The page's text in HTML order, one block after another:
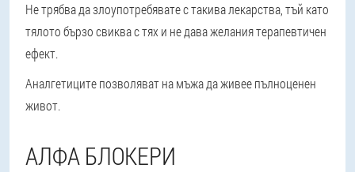
Не трябва да злоупотребявате с такива лекарства, тъй като
тялото бързо свиква с тях и не дава желания терапевтичен
ефект.
Аналгетиците позволяват на мъжа да живее пълноценен
живот.
АЛФА БЛОКЕРИ